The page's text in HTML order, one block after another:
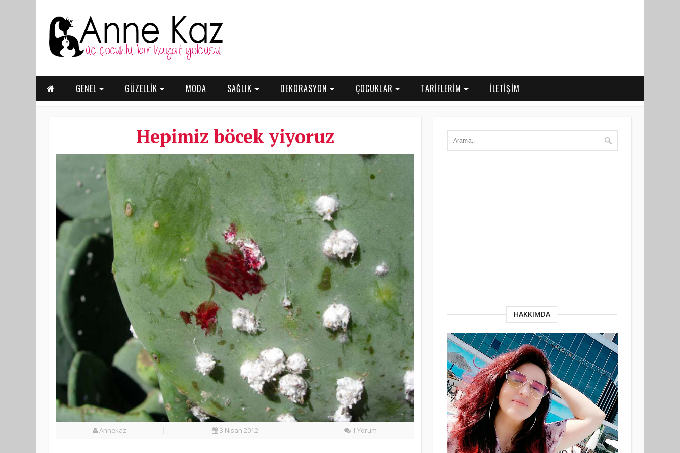
GENEL GÜZELLİK MODA SAĞLIK DEKORASYON ÇOCUKLAR TARİFLERİM İLETİŞİM
Hepimiz böcek yiyoruz
Annekaz 3 Nisan 2012 1 Yorum
HAKKIMDA